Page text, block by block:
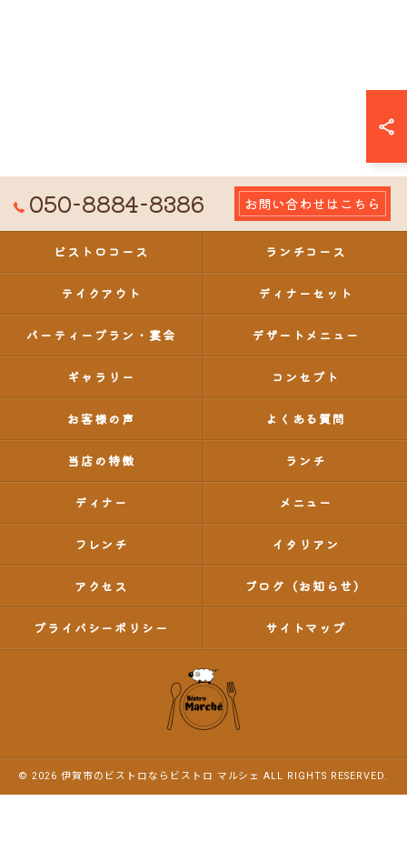
050-8884-8386 お問い合わせはこちら
ビストロコース ランチコース
テイクアウト ディナーセット
パーティープラン・宴会 デザートメニュー
ギャラリー コンセプト
お客様の声 よくある質問
当店の特徴 ランチ
ディナー メニュー
フレンチ イタリアン
アクセス ブログ（お知らせ）
プライバシーポリシー サイトマップ
© 2026 伊賀市のビストロならビストロ マルシェ ALL RIGHTS RESERVED.